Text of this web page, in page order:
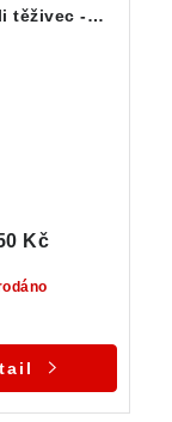
těživec -
Kč